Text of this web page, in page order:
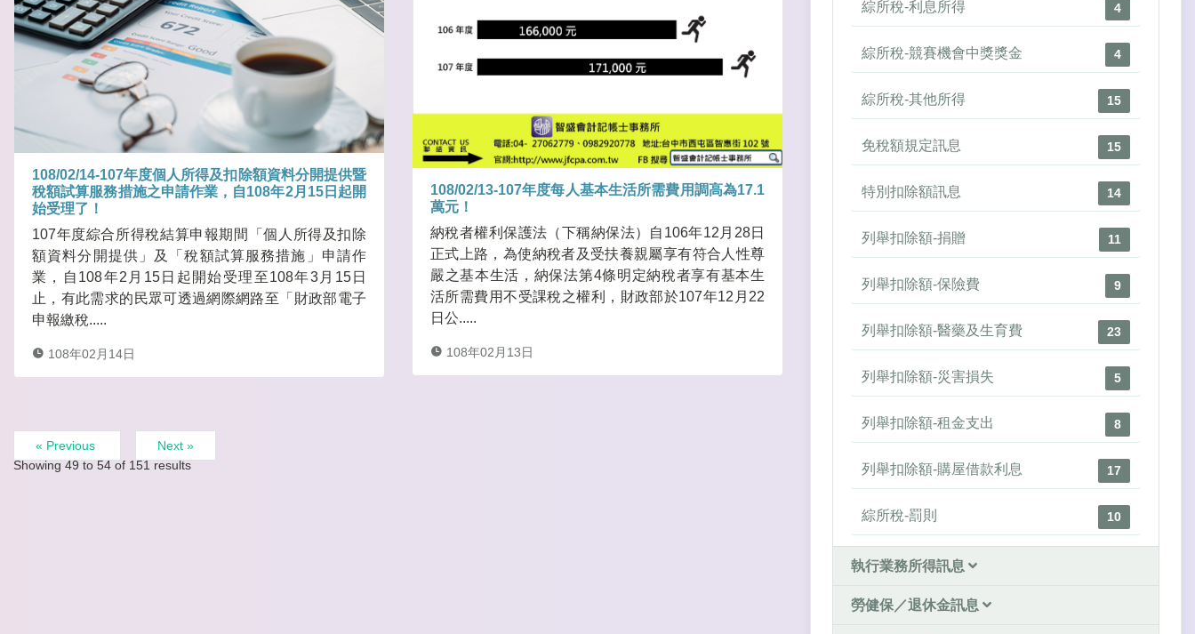
108/02/14-107年度個人所得及扣除額資料分開提供暨
稅額試算服務措施之申請作業，自108年2月15日起開
始受理了！
107年度綜合所得稅結算申報期間「個人所得及扣除
額資料分開提供」及「稅額試算服務措施」申請作
業，自108年2月15日起開始受理至108年3月15日
止，有此需求的民眾可透過網際網路至「財政部電子
申報繳稅.....
108年02月14日
108/02/13-107年度每人基本生活所需費用調高為17.1
萬元！
納稅者權利保護法（下稱納保法）自106年12月28日
正式上路，為使納稅者及受扶養親屬享有符合人性尊
嚴之基本生活，納保法第4條明定納稅者享有基本生
活所需費用不受課稅之權利，財政部於107年12月22
日公.....
108年02月13日
« Previous
Next »
Showing 49 to 54 of 151 results
綜所稅-利息所得 4
綜所稅-競賽機會中獎獎金 4
綜所稅-其他所得 15
免稅額規定訊息 15
特別扣除額訊息 14
列舉扣除額-捐贈 11
列舉扣除額-保險費 9
列舉扣除額-醫藥及生育費 23
列舉扣除額-災害損失 5
列舉扣除額-租金支出 8
列舉扣除額-購屋借款利息 17
綜所稅-罰則 10
執行業務所得訊息
勞健保／退休金訊息